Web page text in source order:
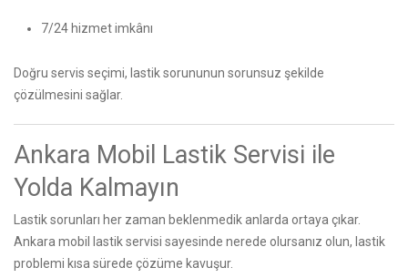
7/24 hizmet imkânı
Doğru servis seçimi, lastik sorununun sorunsuz şekilde
çözülmesini sağlar.
Ankara Mobil Lastik Servisi ile
Yolda Kalmayın
Lastik sorunları her zaman beklenmedik anlarda ortaya çıkar.
Ankara mobil lastik servisi sayesinde nerede olursanız olun, lastik
problemi kısa sürede çözüme kavuşur.